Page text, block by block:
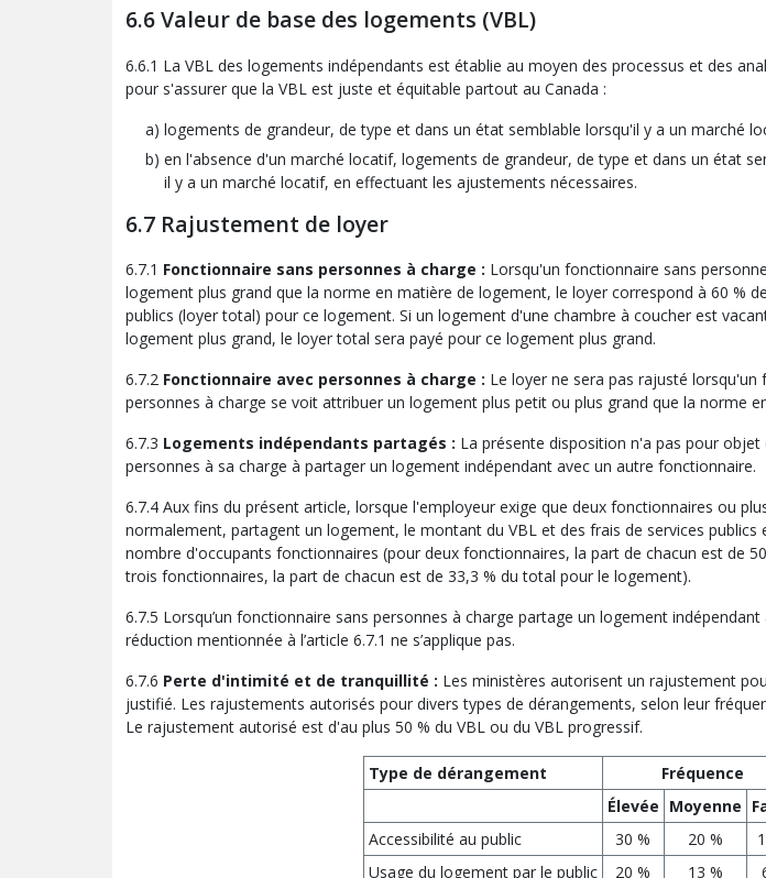
6.6 Valeur de base des logements (VBL)
6.6.1 La VBL des logements indépendants est établie au moyen des processus et des
pour s'assurer que la VBL est juste et équitable partout au Canada :
logements de grandeur, de type et dans un état semblable lorsqu'il y a un marché
en l'absence d'un marché locatif, logements de grandeur, de type et dans un état
il y a un marché locatif, en effectuant les ajustements nécessaires.
6.7 Rajustement de loyer
6.7.1 Fonctionnaire sans personnes à charge : Lorsqu'un fonctionnaire sans
logement plus grand que la norme en matière de logement, le loyer correspond à 60 %
publics (loyer total) pour ce logement. Si un logement d'une chambre à coucher est
logement plus grand, le loyer total sera payé pour ce logement plus grand.
6.7.2 Fonctionnaire avec personnes à charge : Le loyer ne sera pas rajusté
personnes à charge se voit attribuer un logement plus petit ou plus grand que la norme
6.7.3 Logements indépendants partagés : La présente disposition n'a pas pour
personnes à sa charge à partager un logement indépendant avec un autre fonctionnaire.
6.7.4 Aux fins du présent article, lorsque l'employeur exige que deux fonctionnaires ou
normalement, partagent un logement, le montant du VBL et des frais de services
nombre d'occupants fonctionnaires (pour deux fonctionnaires, la part de chacun est de
trois fonctionnaires, la part de chacun est de 33,3 % du total pour le logement).
6.7.5 Lorsqu’un fonctionnaire sans personnes à charge partage un logement
réduction mentionnée à l’article 6.7.1 ne s’applique pas.
6.7.6 Perte d'intimité et de tranquillité : Les ministères autorisent un rajustement
justifié. Les rajustements autorisés pour divers types de dérangements, selon leur
Le rajustement autorisé est d'au plus 50 % du VBL ou du VBL progressif.
Type de dérangement
Fréquence
Élevée Moyenne
Accessibilité au public
30 % 20 %
Usage du logement par le public
20 % 13 %